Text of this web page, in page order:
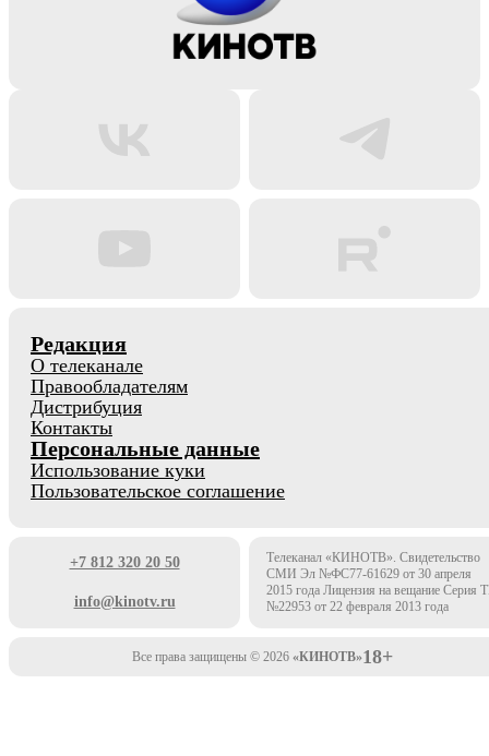
Редакция
О телеканале
Правообладателям
Дистрибуция
Контакты
Персональные данные
Использование куки
Пользовательское соглашение
+7 812 320 20 50
info@kinotv.ru
Телеканал «КИНОТВ». Свидетельство
СМИ Эл №ФС77-61629 от 30 апреля
2015 года Лицензия на вещание Серия
№22953 от 22 февраля 2013 года
Все права защищены © 2026 «КИНОТВ»18+